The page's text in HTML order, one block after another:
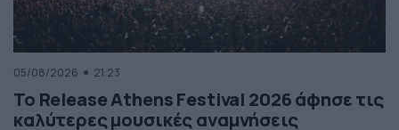
05/08/2026 21:23
Το Release Athens Festival 2026 άφησε τις
καλύτερες μουσικές αναμνήσεις